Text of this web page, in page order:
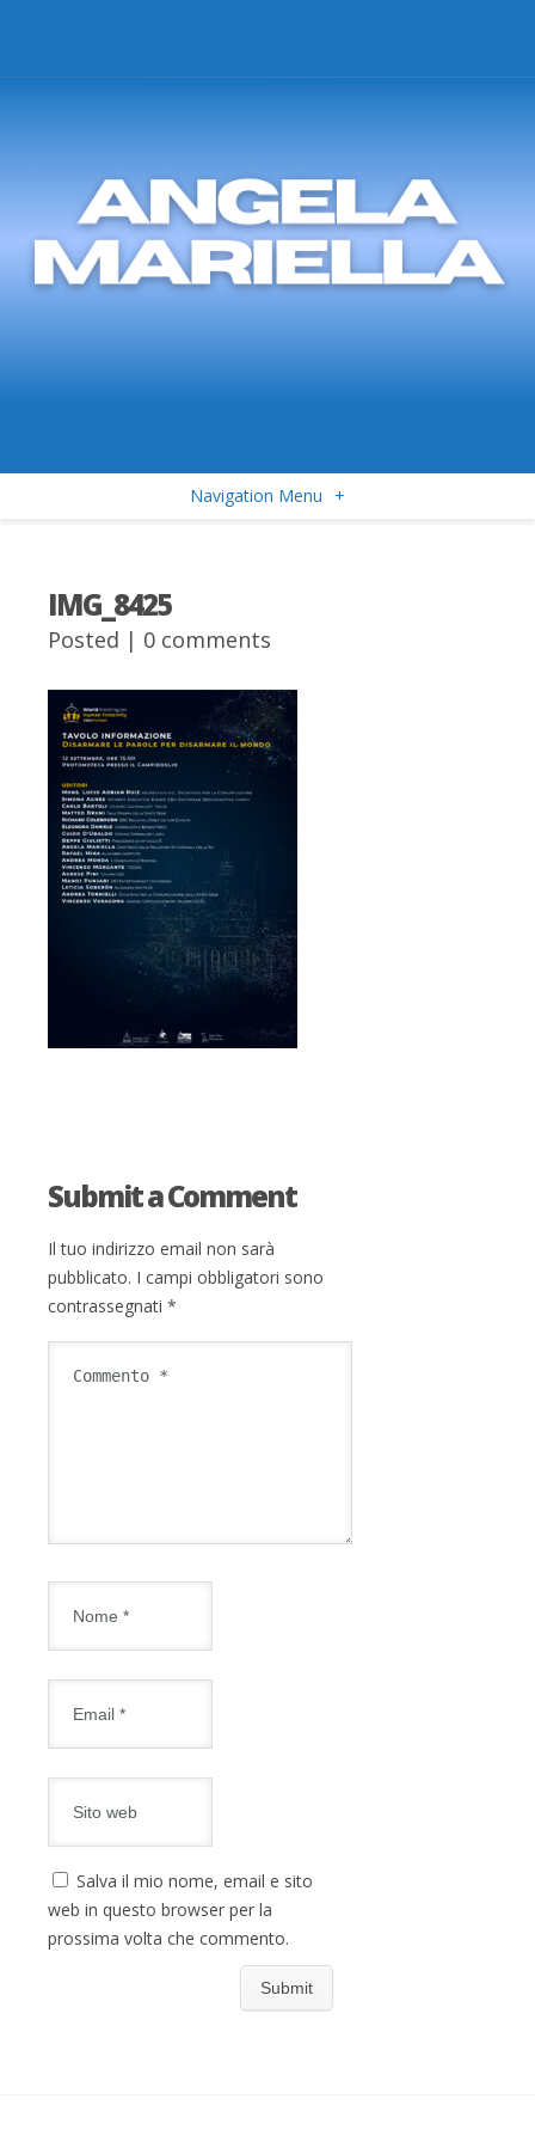
Navigation Menu +
IMG_8425
Posted | 0 comments
Submit a Comment
Il tuo indirizzo email non sarà
pubblicato. I campi obbligatori sono
contrassegnati *
Salva il mio nome, email e sito
web in questo browser per la
prossima volta che commento.